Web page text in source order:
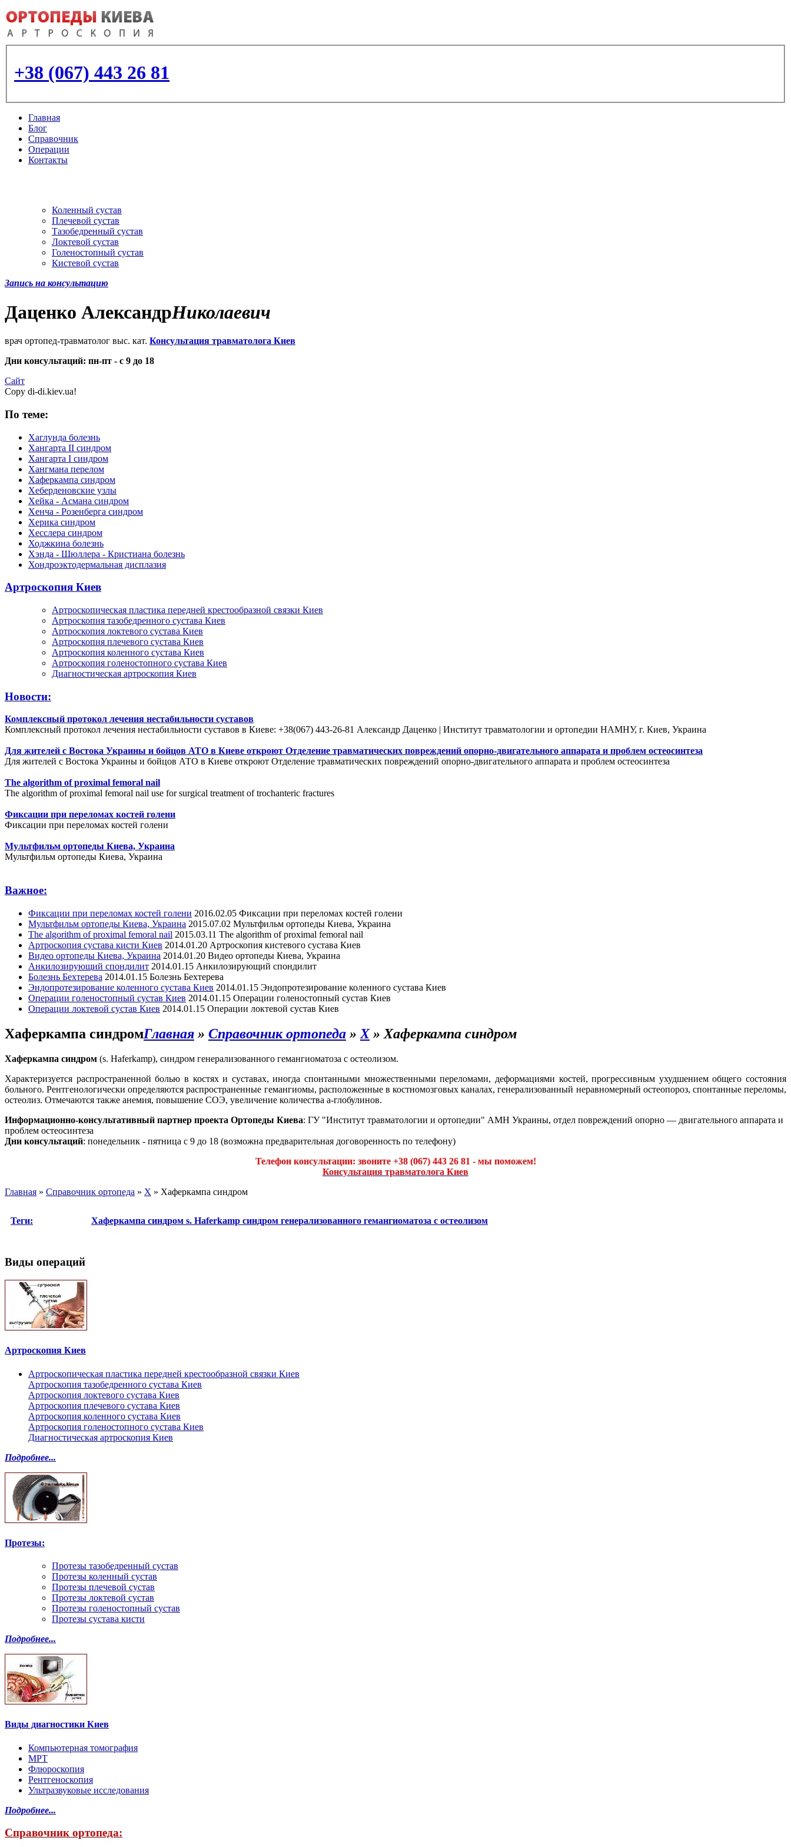
+38 (067) 443 26 81
Главная
Блог
Справочник
Операции
Контакты
Коленный сустав
Плечевой сустав
Тазобедренный сустав
Локтевой сустав
Голеностопный сустав
Кистевой сустав
Запись на консультацию
Даценко АлександрНиколаевич
врач ортопед-травматолог выс. кат. Консультация травматолога Киев
Дни консультаций: пн-пт - с 9 до 18
Сайт
Copy di-di.kiev.ua!
По теме:
Хаглунда болезнь
Хангарта II синдром
Хангарта I синдром
Хангмана перелом
Хаферкампа синдром
Хеберденовские узлы
Хейка - Асмана синдром
Хенча - Розенберга синдром
Херика синдром
Хесслера синдром
Ходжкина болезнь
Хэнда - Шюллера - Кристиана болезнь
Хондроэктодермальная дисплазия
Артроскопия Киев
Артроскопическая пластика передней крестообразной связки Киев
Артроскопия тазобедренного сустава Киев
Артроскопия локтевого сустава Киев
Артроскопия плечевого сустава Киев
Артроскопия коленного сустава Киев
Артроскопия голеностопного сустава Киев
Диагностическая артроскопия Киев
Новости:
Комплексный протокол лечения нестабильности суставов
Комплексный протокол лечения нестабильности суставов в Киеве: +38(067) 443-26-81 Александр Даценко | Институт травматологии и ортопедии НАМНУ, г. Киев, Украина
Для жителей с Востока Украины и бойцов АТО в Киеве откроют Отделение травматических повреждений опорно-двигательного аппарата и проблем остеосинтеза
Для жителей с Востока Украины и бойцов АТО в Киеве откроют Отделение травматических повреждений опорно-двигательного аппарата и проблем остеосинтеза
The algorithm of proximal femoral nail
The algorithm of proximal femoral nail use for surgical treatment of trochanteric fractures
Фиксации при переломах костей голени
Фиксации при переломах костей голени
Мультфильм ортопеды Киева, Украина
Мультфильм ортопеды Киева, Украина
Важное:
Фиксации при переломах костей голени 2016.02.05 Фиксации при переломах костей голени
Мультфильм ортопеды Киева, Украина 2015.07.02 Мультфильм ортопеды Киева, Украина
The algorithm of proximal femoral nail 2015.03.11 The algorithm of proximal femoral nail
Артроскопия сустава кисти Киев 2014.01.20 Артроскопия кистевого сустава Киев
Видео ортопеды Киева, Украина 2014.01.20 Видео ортопеды Киева, Украина
Анкилозирующий спондилит 2014.01.15 Анкилозирующий спондилит
Болезнь Бехтерева 2014.01.15 Болезнь Бехтерева
Эндопротезирование коленного сустава Киев 2014.01.15 Эндопротезирование коленного сустава Киев
Операции голеностопный сустав Киев 2014.01.15 Операции голеностопный сустав Киев
Операции локтевой сустав Киев 2014.01.15 Операции локтевой сустав Киев
Хаферкампа синдромГлавная » Справочник ортопеда » Х» Хаферкампа синдром
Хаферкампа синдром (s. Haferkamp), синдром генерализованного гемангиоматоза с остеолизом.
Характеризуется распространенной болью в костях и суставах, иногда спонтанными множественными переломами, деформациями костей, прогрессивным ухудшением общего состояния
больного. Рентгенологически определяются распространенные гемангиомы, расположенные в костномозговых каналах, генерализованный неравномерный остеопороз, спонтанные переломы,
остеолиз. Отмечаются также анемия, повышение СОЭ, увеличение количества а-глобулинов.
Информационно-консультативный партнер проекта Ортопеды Киева: ГУ "Институт травматологии и ортопедии" АМН Украины, отдел повреждений опорно — двигательного аппарата и
проблем остеосинтеза
Дни консультаций: понедельник - пятница с 9 до 18 (возможна предварительная договоренность по телефону)
Телефон консультации: звоните +38 (067) 443 26 81 - мы поможем!
Консультация травматолога Киев
Главная » Справочник ортопеда » Х » Хаферкампа синдром
Теги: Хаферкампа синдром s. Haferkamp синдром генерализованного гемангиоматоза с остеолизом
Виды операций
Артроскопия Киев
Артроскопическая пластика передней крестообразной связки Киев
Артроскопия тазобедренного сустава Киев
Артроскопия локтевого сустава Киев
Артроскопия плечевого сустава Киев
Артроскопия коленного сустава Киев
Артроскопия голеностопного сустава Киев
Диагностическая артроскопия Киев
Подробнее...
Протезы:
Протезы тазобедренный сустав
Протезы коленный сустав
Протезы плечевой сустав
Протезы локтевой сустав
Протезы голеностопный сустав
Протезы сустава кисти
Подробнее...
Виды диагностики Киев
Компьютерная томография
МРТ
Флюроскопия
Рентгеноскопия
Ультразвуковые исследования
Подробнее...
Справочник ортопеда: